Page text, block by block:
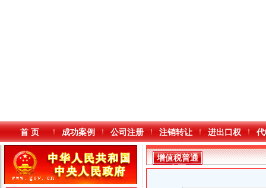
首 页 成功案例 公司注册 注销转让 进出口权
增值税普通
发票